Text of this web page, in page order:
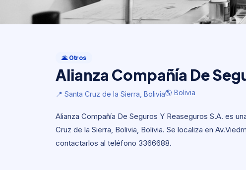
Alianza Compañía De
🌎 Bolivia
🌋 Otros
Alianza Compañía De
📍 Santa Cruz de la Sierra, Bolivia🌎 Bolivia
Alianza Compañía De Seguros Y Reaseguros S.A. es
Cruz de la Sierra, Bolivia, Bolivia. Se localiza en
contactarlos al teléfono 3366688.